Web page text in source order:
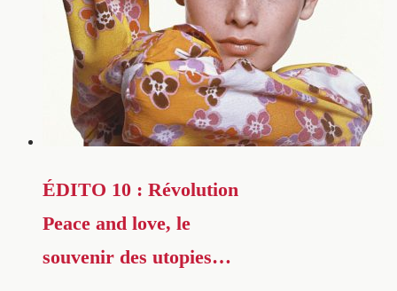
ÉDITO 10 : Révolution
Peace and love, le
souvenir des utopies…